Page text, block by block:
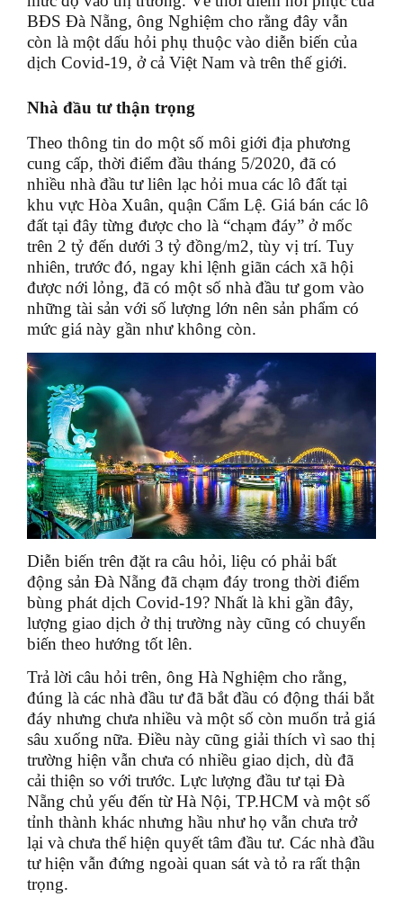
BĐS Đà Nẵng, ông Nghiệm cho rằng đây vẫn
còn là một dấu hỏi phụ thuộc vào diễn biến của
dịch Covid-19, ở cả Việt Nam và trên thế giới.
Nhà đầu tư thận trọng
Theo thông tin do một số môi giới địa phương
cung cấp, thời điểm đầu tháng 5/2020, đã có
nhiều nhà đầu tư liên lạc hỏi mua các lô đất tại
khu vực Hòa Xuân, quận Cẩm Lệ. Giá bán các lô
đất tại đây từng được cho là “chạm đáy” ở mốc
trên 2 tỷ đến dưới 3 tỷ đồng/m2, tùy vị trí. Tuy
nhiên, trước đó, ngay khi lệnh giãn cách xã hội
được nới lỏng, đã có một số nhà đầu tư gom vào
những tài sản với số lượng lớn nên sản phẩm có
mức giá này gần như không còn.
Diễn biến trên đặt ra câu hỏi, liệu có phải bất
động sản Đà Nẵng đã chạm đáy trong thời điểm
bùng phát dịch Covid-19? Nhất là khi gần đây,
lượng giao dịch ở thị trường này cũng có chuyển
biến theo hướng tốt lên.
Trả lời câu hỏi trên, ông Hà Nghiệm cho rằng,
đúng là các nhà đầu tư đã bắt đầu có động thái bắt
đáy nhưng chưa nhiều và một số còn muốn trả giá
sâu xuống nữa. Điều này cũng giải thích vì sao thị
trường hiện vẫn chưa có nhiều giao dịch, dù đã
cải thiện so với trước. Lực lượng đầu tư tại Đà
Nẵng chủ yếu đến từ Hà Nội, TP.HCM và một số
tỉnh thành khác nhưng hầu như họ vẫn chưa trở
lại và chưa thể hiện quyết tâm đầu tư. Các nhà đầu
tư hiện vẫn đứng ngoài quan sát và tỏ ra rất thận
trọng.